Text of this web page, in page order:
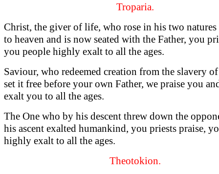
Troparia.
Christ, the giver of life, who rose in his two
to heaven and is now seated with the Father, you
you people highly exalt to all the ages.
Saviour, who redeemed creation from the slavery
set it free before your own Father, we praise you
exalt you to all the ages.
The One who by his descent threw down the
his ascent exalted humankind, you priests praise,
highly exalt to all the ages.
Theotokion.